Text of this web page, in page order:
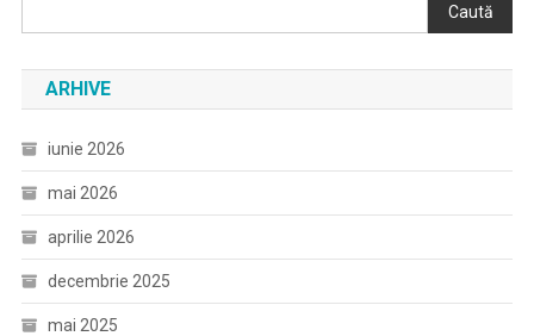
Caută
ARHIVE
iunie 2026
mai 2026
aprilie 2026
decembrie 2025
mai 2025